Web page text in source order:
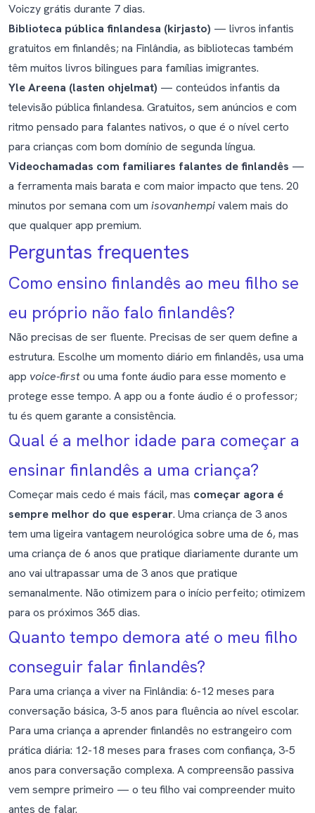
Voiczy grátis durante 7 dias.
Biblioteca pública finlandesa (kirjasto) — livros infantis
gratuitos em finlandês; na Finlândia, as bibliotecas também
têm muitos livros bilingues para famílias imigrantes.
Yle Areena (lasten ohjelmat) — conteúdos infantis da
televisão pública finlandesa. Gratuitos, sem anúncios e com
ritmo pensado para falantes nativos, o que é o nível certo
para crianças com bom domínio de segunda língua.
Videochamadas com familiares falantes de finlandês —
a ferramenta mais barata e com maior impacto que tens. 20
minutos por semana com um isovanhempivalem mais do
que qualquer app premium.
Perguntas frequentes
Como ensino finlandês ao meu filho se
eu próprio não falo finlandês?
Não precisas de ser fluente. Precisas de ser quem define a
estrutura. Escolhe um momento diário em finlandês, usa uma
app voice-firstou uma fonte áudio para esse momento e
protege esse tempo. A app ou a fonte áudio é o professor;
tu és quem garante a consistência.
Qual é a melhor idade para começar a
ensinar finlandês a uma criança?
Começar mais cedo é mais fácil, mas começar agora é
sempre melhor do que esperar. Uma criança de 3 anos
tem uma ligeira vantagem neurológica sobre uma de 6, mas
uma criança de 6 anos que pratique diariamente durante um
ano vai ultrapassar uma de 3 anos que pratique
semanalmente. Não otimizem para o início perfeito; otimizem
para os próximos 365 dias.
Quanto tempo demora até o meu filho
conseguir falar finlandês?
Para uma criança a viver na Finlândia: 6-12 meses para
conversação básica, 3-5 anos para fluência ao nível escolar.
Para uma criança a aprender finlandês no estrangeiro com
prática diária: 12-18 meses para frases com confiança, 3-5
anos para conversação complexa. A compreensão passiva
vem sempre primeiro — o teu filho vai compreender muito
antes de falar.